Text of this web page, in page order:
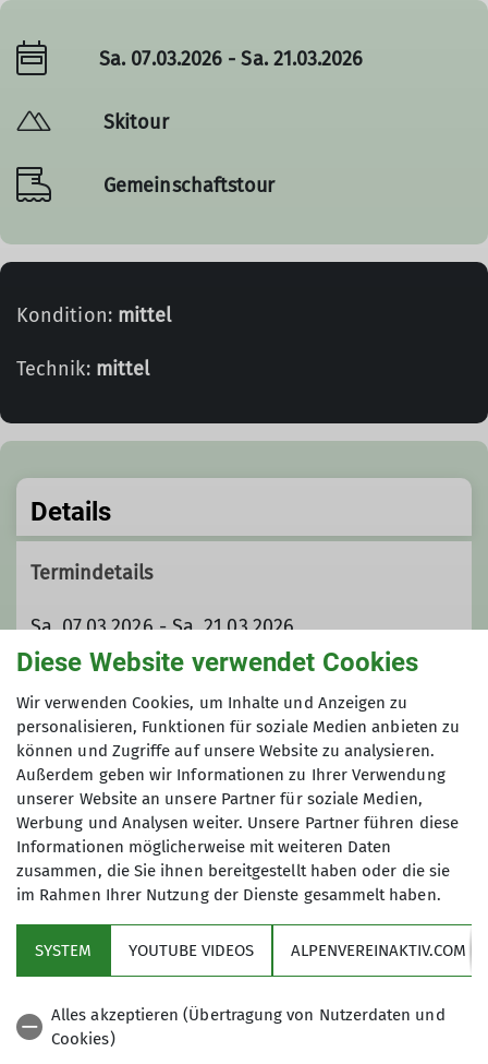
Sa. 07.03.2026 - Sa. 21.03.2026
Skitour
Gemeinschaftstour
Kondition: mittel
Technik: mittel
Details
Termindetails
Sa. 07.03.2026 - Sa. 21.03.2026
Organisation
Erik Herold
0176 99113682
erik.herold@brueckner.com
Qualifikationen
Diese Website verwendet Cookies
Wir verwenden Cookies, um Inhalte und Anzeigen zu
personalisieren, Funktionen für soziale Medien anbieten zu
können und Zugriffe auf unsere Website zu analysieren.
Außerdem geben wir Informationen zu Ihrer Verwendung
unserer Website an unsere Partner für soziale Medien,
Werbung und Analysen weiter. Unsere Partner führen diese
Informationen möglicherweise mit weiteren Daten
zusammen, die Sie ihnen bereitgestellt haben oder die sie
im Rahmen Ihrer Nutzung der Dienste gesammelt haben.
SYSTEM YOUTUBE VIDEOS ALPENVEREINAKTIV.COM
Alles akzeptieren (Übertragung von Nutzerdaten und
Cookies)